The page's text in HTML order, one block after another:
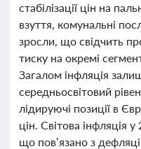
стабілізації цін на
взуття, комунальні
зросли, що свідчить
тиску на окремі
Загалом інфляція
середньосвітовий
лідируючі позиції в
цін. Світова інфляція
що пов’язано з